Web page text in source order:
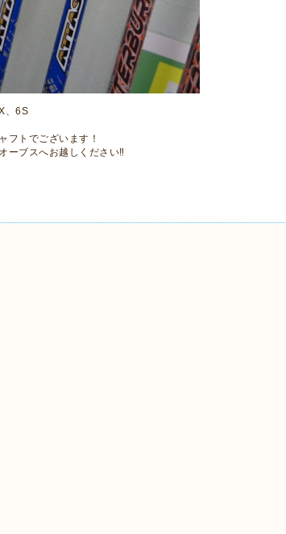
、6S
フトでございます！
ーブスへお越しください‼